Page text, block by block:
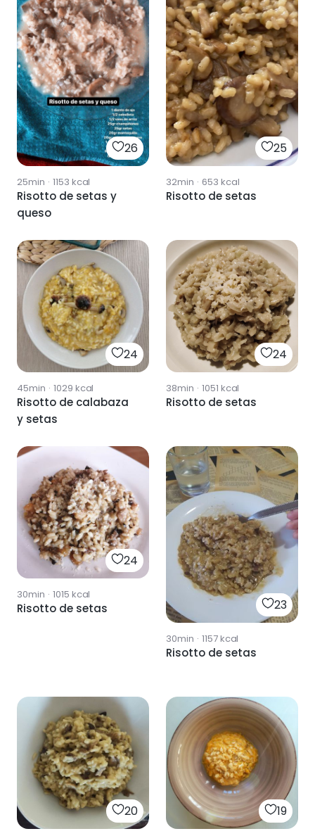
26
25min · 1153 kcal
Risotto de setas y
queso
25
32min · 653 kcal
Risotto de setas
24
45min · 1029 kcal
Risotto de calabaza
y setas
24
38min · 1051 kcal
Risotto de setas
24
30min · 1015 kcal
Risotto de setas 23
30min · 1157kcal
Risotto de setas
20 19